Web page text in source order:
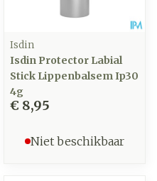
Isdin
Isdin Protector Labial
Stick Lippenbalsem Ip30
4g
€ 8,95
Niet beschikbaar